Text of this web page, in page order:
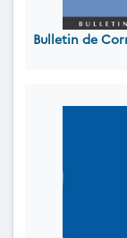
Bulletin de